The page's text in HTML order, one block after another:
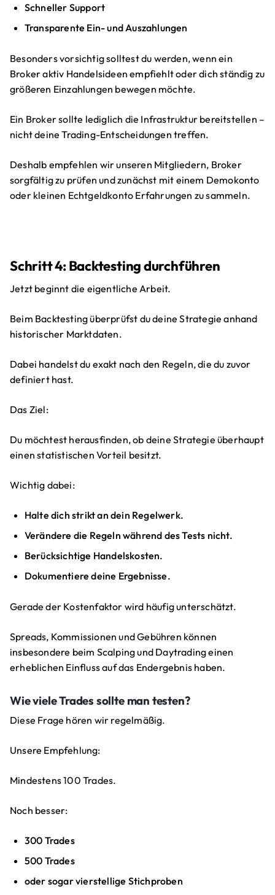
Schneller Support
Transparente Ein- und Auszahlungen
Besonders vorsichtig solltest du werden, wenn ein
Broker aktiv Handelsideen empfiehlt oder dich ständig zu
größeren Einzahlungen bewegen möchte.
Ein Broker sollte lediglich die Infrastruktur bereitstellen –
nicht deine Trading-Entscheidungen treffen.
Deshalb empfehlen wir unseren Mitgliedern, Broker
sorgfältig zu prüfen und zunächst mit einem Demokonto
oder kleinen Echtgeldkonto Erfahrungen zu sammeln.
Schritt 4: Backtesting durchführen
Jetzt beginnt die eigentliche Arbeit.
Beim Backtesting überprüfst du deine Strategie anhand
historischer Marktdaten.
Dabei handelst du exakt nach den Regeln, die du zuvor
definiert hast.
Das Ziel:
Du möchtest herausfinden, ob deine Strategie überhaupt
einen statistischen Vorteil besitzt.
Wichtig dabei:
Halte dich strikt an dein Regelwerk.
Verändere die Regeln während des Tests nicht.
Berücksichtige Handelskosten.
Dokumentiere deine Ergebnisse.
Gerade der Kostenfaktor wird häufig unterschätzt.
Spreads, Kommissionen und Gebühren können
insbesondere beim Scalping und Daytrading einen
erheblichen Einfluss auf das Endergebnis haben.
Wie viele Trades sollte man testen?
Diese Frage hören wir regelmäßig.
Unsere Empfehlung:
Mindestens 100 Trades.
Noch besser:
300 Trades
500 Trades
oder sogar vierstellige Stichproben